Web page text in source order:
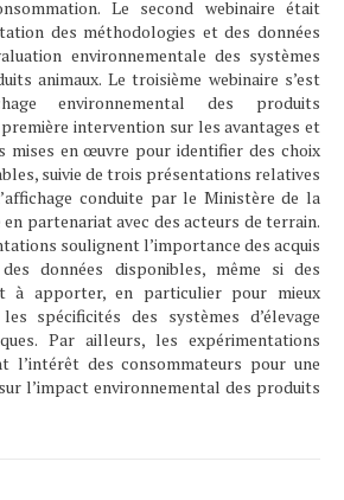
Le second webinaire était
des méthodologies et des données
environnementale des systèmes
animaux. Le troisième webinaire s’est
environnemental des produits
intervention sur les avantages et
mises en œuvre pour identifier des choix
suivie de trois présentations relatives
conduite par le Ministère de la
partenariat avec des acteurs de terrain.
soulignent l’importance des acquis
données disponibles, même si des
à apporter, en particulier pour mieux
spécificités des systèmes d’élevage
Par ailleurs, les expérimentations
l’intérêt des consommateurs pour une
l’impact environnemental des produits